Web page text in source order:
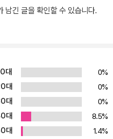
일본인과 다름없이 생활하지만,
이 되면 열 손가락 모두 지문을 찍
본에 살게 된 재일 조선인들을 일
시켜 온 것이다. 사육사가
물려받아 세탁소 일을 하려 했지
보에서 학력을 인정하지 않는 조
게 편지를 써서 마침내 세탁소
남긴 글을 확인할 수 있습니다.
대
0%
대
0%
대
0%
대
8.5%
대
1.4%